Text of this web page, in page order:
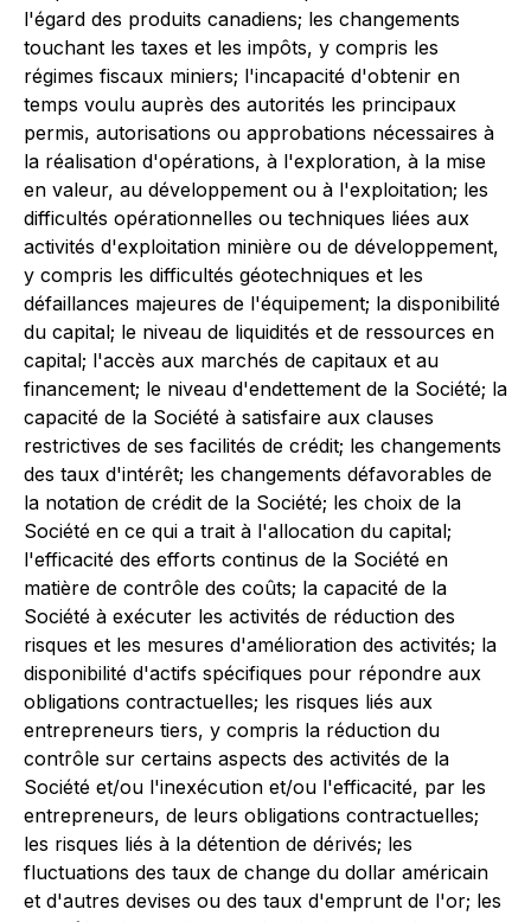
l'égard des produits canadiens; les changements
touchant les taxes et les impôts, y compris les
régimes fiscaux miniers; l'incapacité d'obtenir en
temps voulu auprès des autorités les principaux
permis, autorisations ou approbations nécessaires à
la réalisation d'opérations, à l'exploration, à la mise
en valeur, au développement ou à l'exploitation; les
difficultés opérationnelles ou techniques liées aux
activités d'exploitation minière ou de développement,
y compris les difficultés géotechniques et les
défaillances majeures de l'équipement; la disponibilité
du capital; le niveau de liquidités et de ressources en
capital; l'accès aux marchés de capitaux et au
financement; le niveau d'endettement de la Société; la
capacité de la Société à satisfaire aux clauses
restrictives de ses facilités de crédit; les changements
des taux d'intérêt; les changements défavorables de
la notation de crédit de la Société; les choix de la
Société en ce qui a trait à l'allocation du capital;
l'efficacité des efforts continus de la Société en
matière de contrôle des coûts; la capacité de la
Société à exécuter les activités de réduction des
risques et les mesures d'amélioration des activités; la
disponibilité d'actifs spécifiques pour répondre aux
obligations contractuelles; les risques liés aux
entrepreneurs tiers, y compris la réduction du
contrôle sur certains aspects des activités de la
Société et/ou l'inexécution et/ou l'efficacité, par les
entrepreneurs, de leurs obligations contractuelles;
les risques liés à la détention de dérivés; les
fluctuations des taux de change du dollar américain
et d'autres devises ou des taux d'emprunt de l'or; les